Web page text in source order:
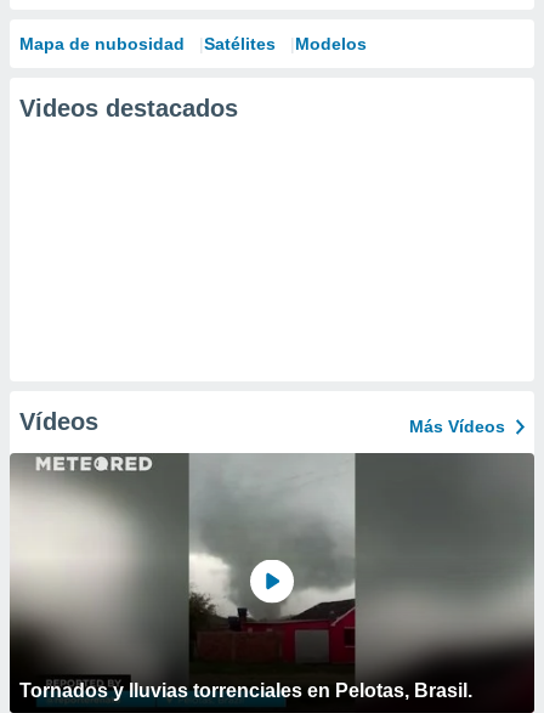
Mapa de nubosidad Satélites Modelos
Videos destacados
Vídeos Más Vídeos
Tornados y lluvias torrenciales en Pelotas, Brasil.